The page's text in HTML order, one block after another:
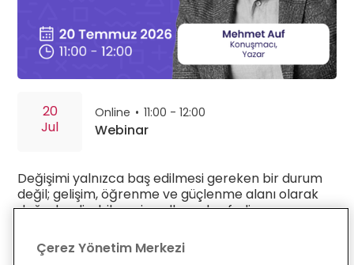
20
Jul
Online • 11:00 - 12:00
Webinar
Değişimi yalnızca baş edilmesi gereken bir durum
değil; gelişim, öğrenme ve güçlenme alanı olarak
değerlendirebilmenin yollarını keşfedin.
Devamını Oku
Çerez Yönetim Merkezi